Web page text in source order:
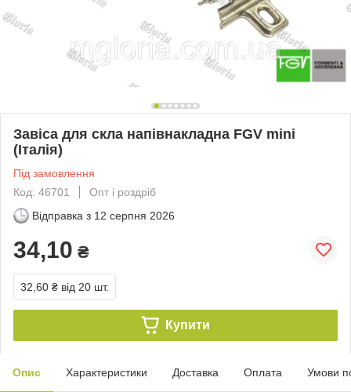
Завіса для скла напівнакладна FGV mini
(Італія)
Під замовлення
Код: 46701
Опт і роздріб
Відправка з 12 серпня 2026
34,10 ₴
32,60 ₴ від 20 шт.
Купити
Опис Характеристики Доставка Оплата Умови